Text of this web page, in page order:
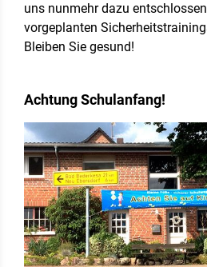
uns nunmehr dazu
vorgeplanten
Bleiben Sie gesund!
Achtung Schulanfang!